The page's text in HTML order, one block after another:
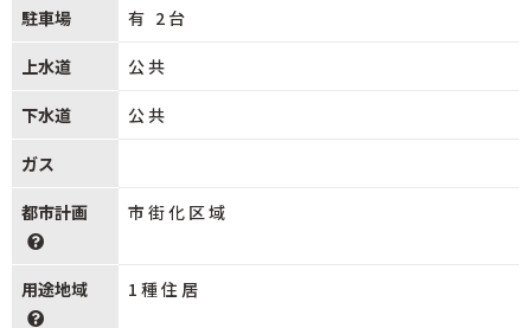
駐車場 有 2台
上水道 公共
下水道 公共
ガス
都市計画 市街化区域
用途地域 1種住居